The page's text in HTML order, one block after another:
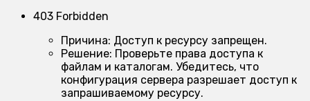
403 Forbidden
Причина: Доступ к ресурсу запрещен.
Решение: Проверьте права доступа к
файлам и каталогам. Убедитесь, что
конфигурация сервера разрешает доступ к
запрашиваемому ресурсу.